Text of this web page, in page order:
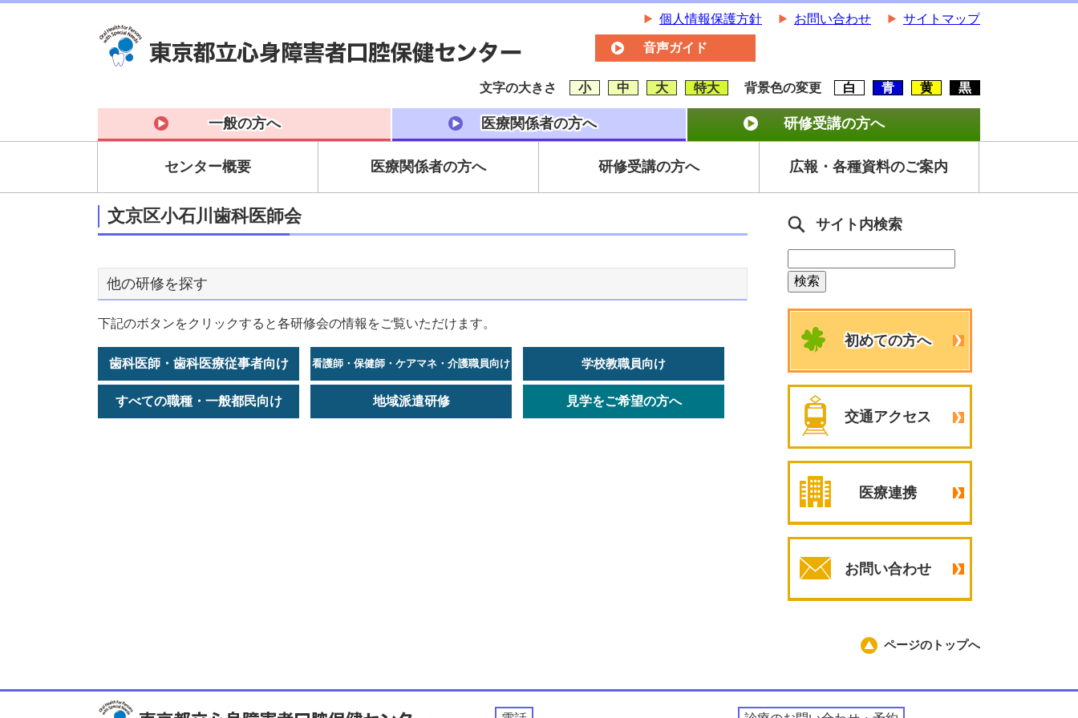
個人情報保護方針 お問い合わせ サイトマップ
音声ガイド
文字の大きさ 小 中 大 特大 背景色の変更 白 青 黄 黒
一般の方へ 医療関係者の方へ 研修受講の方へ
センター概要 医療関係者の方へ 研修受講の方へ 広報・各種資料のご案内
文京区小石川歯科医師会
他の研修を探す
下記のボタンをクリックすると各研修会の情報をご覧いただけます。
歯科医師・歯科医療従事者向け 看護師・保健師・ケアマネ・介護職員向け 学校教職員向け
すべての職種・一般都民向け 地域派遣研修 見学をご希望の方へ
サイト内検索
初めての方へ
交通アクセス
医療連携
お問い合わせ
ページのトップへ